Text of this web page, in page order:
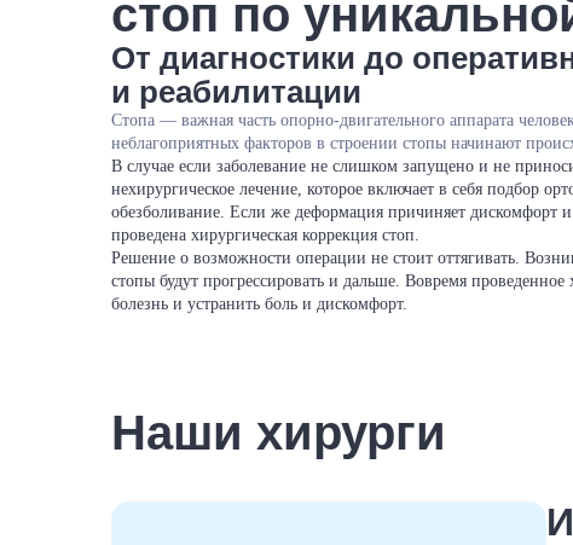
стоп по
От диагностики до
и реабилитации
Стопа — важная часть опорно-двигательного аппарата
неблагоприятных факторов в строении стопы начинают
В случае если заболевание не слишком запущено и не
нехирургическое лечение, которое включает в себя подбор
обезболивание. Если же деформация причиняет
проведена хирургическая коррекция стоп.
Решение о возможности операции не стоит оттягивать.
стопы будут прогрессировать и дальше. Вовремя
болезнь и устранить боль и дискомфорт.
Наши хирурги